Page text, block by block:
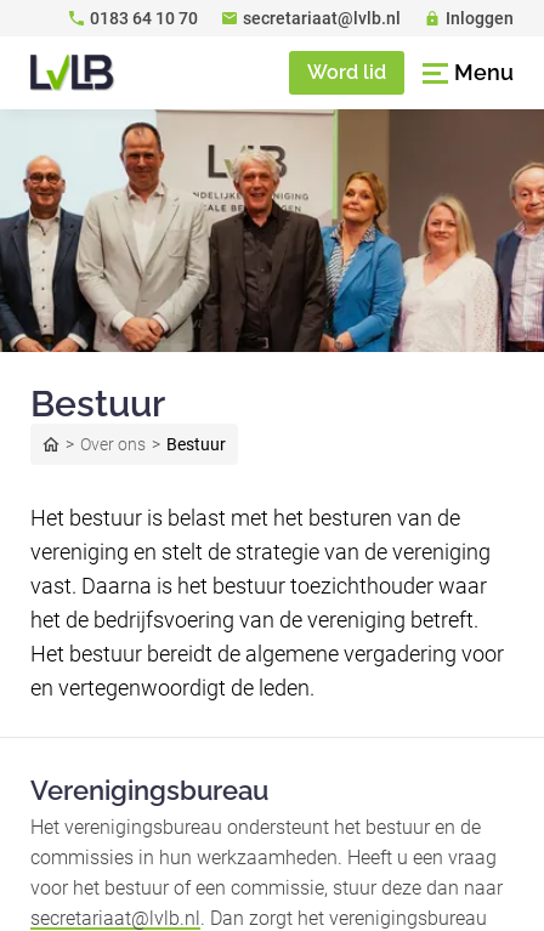
0183 64 10 70 secretariaat@lvlb.nl Inloggen
Word lid Menu
Bestuur
Over ons Bestuur
Het bestuur is belast met het besturen van de
vereniging en stelt de strategie van de vereniging
vast. Daarna is het bestuur toezichthouder waar
het de bedrijfsvoering van de vereniging betreft.
Het bestuur bereidt de algemene vergadering voor
en vertegenwoordigt de leden.
Verenigingsbureau
Het verenigingsbureau ondersteunt het bestuur en de
commissies in hun werkzaamheden. Heeft u een vraag
voor het bestuur of een commissie, stuur deze dan naar
secretariaat@lvlb.nl. Dan zorgt het verenigingsbureau